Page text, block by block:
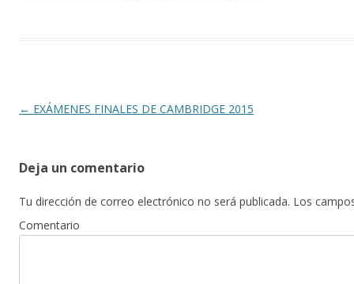
Navegación de entradas
← EXÁMENES FINALES DE CAMBRIDGE 2015
Deja un comentario
Tu dirección de correo electrónico no será publicada. Los
Comentario